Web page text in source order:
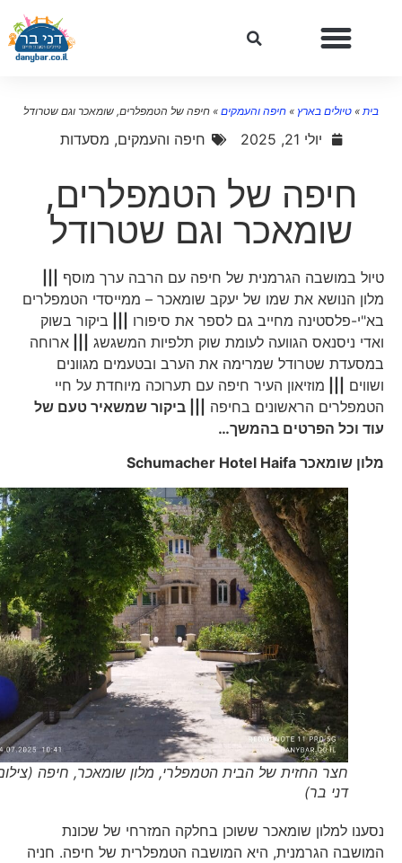
»טיולים בארץ»חיפה והעמקים»חיפה של הטמפלרים, שומאכר וגם שטרודל
יולי 21, 2025 חיפה והעמקים,מסעדות
חיפה של הטמפלרים,
שומאכר וגם שטרודל
טיול במושבה הגרמנית של חיפה עם הרבה ערך מוסף|||
מלון הנושא את שמו של יעקב שומאכר – ממייסדי הטמפלרים
בא"י-פלסטינה מחייב גם לספר את סיפורו|||
ביקור בשוק
ואדי ניסנאס הגוועה לעומת שוק תלפיות המשגשג|||
ארוחה
במסעדת שטרודל שמרימה את הערב ובטעמים מגוונים
ושווים|||
מוזיאון העיר חיפה עם תערוכה מיוחדת על חיי
הטמפלרים הראשונים בחיפה||| ביקור שמשאיר טעם של
עוד וכל הפרטים בהמשך…
מלון שומאכרSchumacher Hotel Haifa
חצר החזית של הבית הטמפלרי, מלון שומאכר, חיפה (צילום
דני בר)
נסענו למלון שומאכר ששוכן בחלקה המזרחי של שכונת
המושבה הגרמנית, היא המושבה הטמפלרית של חיפה. חניה